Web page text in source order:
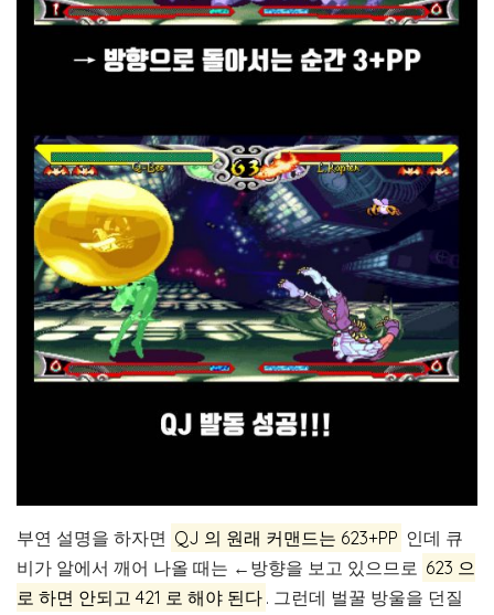
부연 설명을 하자면 QJ 의 원래 커맨드는 623+PP 인데 큐
비가 알에서 깨어 나올 때는 ←방향을 보고 있으므로 623 으
로 하면 안되고 421 로 해야 된다 . 그런데 벌꿀 방울을 던질